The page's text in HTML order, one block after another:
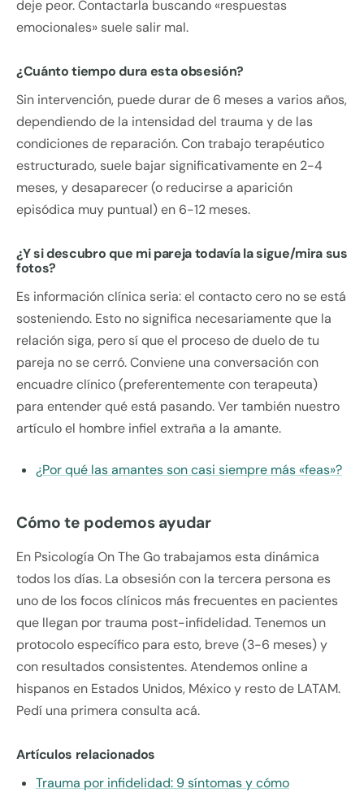
deje peor. Contactarla buscando «respuestas
emocionales» suele salir mal.
¿Cuánto tiempo dura esta obsesión?
Sin intervención, puede durar de 6 meses a varios años,
dependiendo de la intensidad del trauma y de las
condiciones de reparación. Con trabajo terapéutico
estructurado, suele bajar significativamente en 2-4
meses, y desaparecer (o reducirse a aparición
episódica muy puntual) en 6-12 meses.
¿Y si descubro que mi pareja todavía la sigue/mira sus
fotos?
Es información clínica seria: el contacto cero no se está
sosteniendo. Esto no significa necesariamente que la
relación siga, pero sí que el proceso de duelo de tu
pareja no se cerró. Conviene una conversación con
encuadre clínico (preferentemente con terapeuta)
para entender qué está pasando. Ver también nuestro
artículo el hombre infiel extraña a la amante.
¿Por qué las amantes son casi siempre más «feas»?
Cómo te podemos ayudar
En Psicología On The Go trabajamos esta dinámica
todos los días. La obsesión con la tercera persona es
uno de los focos clínicos más frecuentes en pacientes
que llegan por trauma post-infidelidad. Tenemos un
protocolo específico para esto, breve (3-6 meses) y
con resultados consistentes. Atendemos online a
hispanos en Estados Unidos, México y resto de LATAM.
Pedí una primera consulta acá.
Artículos relacionados
Trauma por infidelidad: 9 síntomas y cómo